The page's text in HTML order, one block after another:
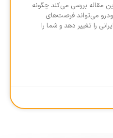
مقاله بررسی می‌کند چگونه
می‌تواند فرصت‌های
را تغییر دهد و شما را